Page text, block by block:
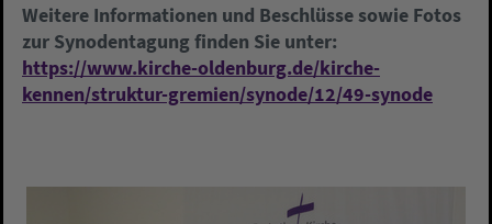
Weitere Informationen und Beschlüsse sowie Fotos
zur Synodentagung finden Sie unter:
https://www.kirche-oldenburg.de/kirche-
kennen/struktur-gremien/synode/12/49-synode